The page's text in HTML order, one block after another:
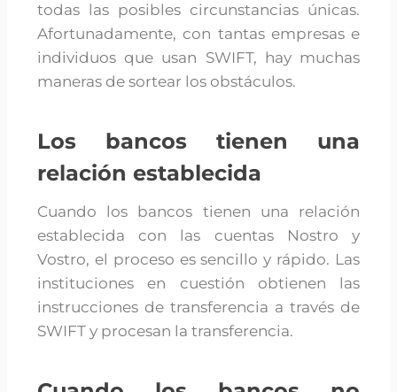
todas las posibles circunstancias únicas.
Afortunadamente, con tantas empresas e
individuos que usan SWIFT, hay muchas
maneras de sortear los obstáculos.
Los bancos tienen una
relación establecida
Cuando los bancos tienen una relación
establecida con las cuentas Nostro y
Vostro, el proceso es sencillo y rápido. Las
instituciones en cuestión obtienen las
instrucciones de transferencia a través de
SWIFT y procesan la transferencia.